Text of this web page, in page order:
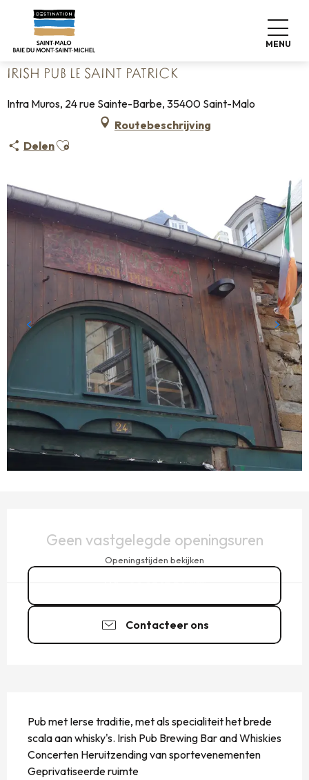
contenu
MENU
Home Wonen zoals thuis
Restaurants
Irish Pub le Saint Patrick
IRISH PUB LE SAINT PATRICK
Intra Muros, 24 rue Sainte-Barbe, 35400 Saint-Malo
Routebeschrijving
DelenAjouter aux favoris
Geen vastgelegde openingsuren
Openingstijden bekijken
Contacteer ons
Pub met Ierse traditie, met als specialiteit het brede
scala aan whisky's. Irish Pub Brewing Bar and Whiskies
Concerten Heruitzending van sportevenementen
Geprivatiseerde ruimte